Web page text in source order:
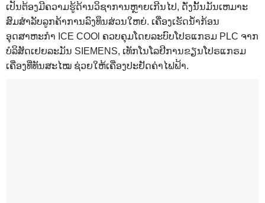
ເປັນຕ້ອງມີຄວາມຮູ້ດ້ານວິຊາການຫຼາຍເກີນໄປ, ດັ່ງນັ້ນມັນເຫມາະ
ສົມສໍາລັບລູກຄ້າການລົງທຶນສ່ວນໃຫຍ່. ເຄື່ອງເຮັດນ້ຳກ້ອນ
ອຸດສາຫະກຳ ICE COOl ຄວບຄຸມໂດຍລະບົບໂປຣແກຣມ PLC ຈາກ
ບໍລິສັດເຢຍລະມັນ SIEMENS, ເທັກໂນໂລຢີການຂຽນໂປຣແກຣມ
ເຄື່ອງທີ່ທັນສະໄໝ ຊ່ວຍໃຫ້ເຄື່ອງປະຢັດຄ່າໄຟຟ້າ.